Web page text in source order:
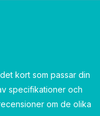
kort som passar din
specifikationer och
om de olika